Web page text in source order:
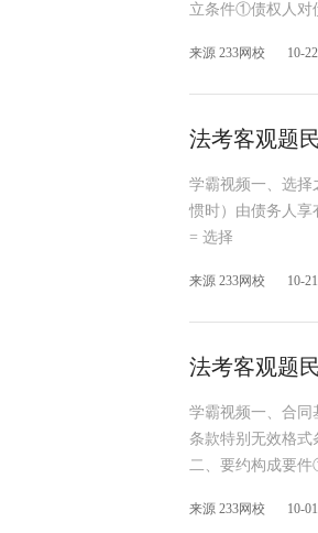
立条件①债权人对
来源 233网校 10-22
法考客观题
学霸视频一、选
惯时）由债务人
= 选择
来源 233网校 10-21
法考客观题
学霸视频一、合同
条款特别无效格
二、要约构成要
来源 233网校 10-01